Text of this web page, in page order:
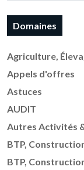
Domaines
Agriculture,
Appels d'offres
Astuces
AUDIT
Autres Activités
BTP,
BTP,